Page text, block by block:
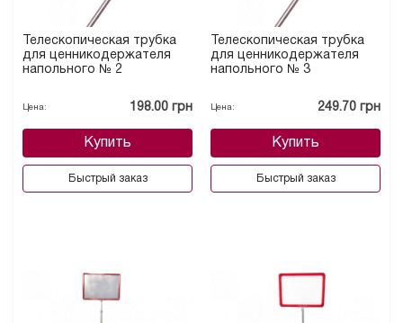
Телескопическая трубка
для ценникодержателя
напольного № 2
Цена: 198.00 грн
Купить
Быстрый заказ
Телескопическая трубка
для ценникодержателя
напольного № 3
Цена: 249.70 грн
Купить
Быстрый заказ